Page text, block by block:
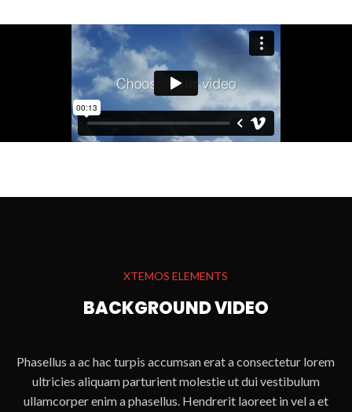
XTEMOS ELEMENTS
BACKGROUND VIDEO
Phasellus a ac hac turpis accumsan erat a consectetur lorem
ultricies aliquam parturient molestie ut dui vestibulum
ullamcorper enim a phasellus. Hendrerit laoreet in vel a et